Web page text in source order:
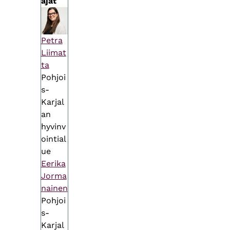
Petra
Liimat
ta
Pohjoi
s-
Karjal
an
hyvinv
ointial
ue
Eerika
Jorma
nainen
Pohjoi
s-
Karjal